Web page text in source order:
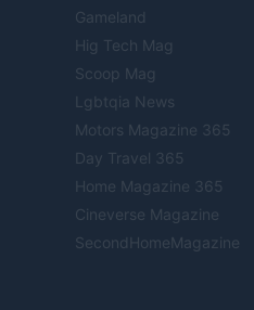
Gameland
Hig Tech Mag
Scoop Mag
Lgbtqia News
Motors Magazine 365
Day Travel 365
Home Magazine 365
Cineverse Magazine
SecondHomeMagazine